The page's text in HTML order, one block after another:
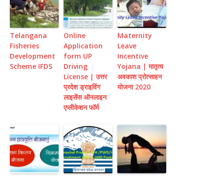
Telangana
Fisheries
Development
Scheme IFDS
Online
Application
form UP
Driving
License | उत्तर
प्रदेश ड्राइविंग
लाइसेंस ऑनलाइन
एप्लीकेशन फॉर्म
Maternity
Leave
Incentive
Yojana | मातृत्व
अवकाश प्रोत्साहन
योजना 2020